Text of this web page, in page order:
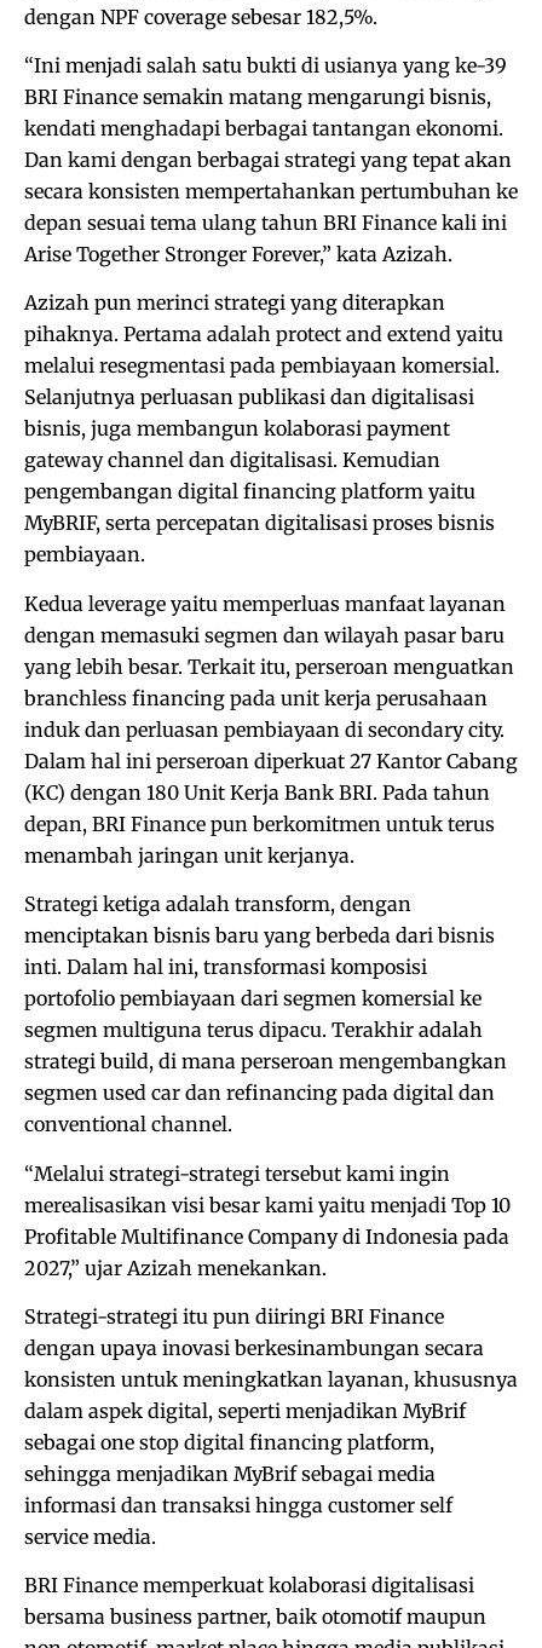
dengan NPF coverage sebesar 182,5%.
“Ini menjadi salah satu bukti di usianya yang ke-39
BRI Finance semakin matang mengarungi bisnis,
kendati menghadapi berbagai tantangan ekonomi.
Dan kami dengan berbagai strategi yang tepat akan
secara konsisten mempertahankan pertumbuhan ke
depan sesuai tema ulang tahun BRI Finance kali ini
Arise Together Stronger Forever,” kata Azizah.
Azizah pun merinci strategi yang diterapkan
pihaknya. Pertama adalah protect and extend yaitu
melalui resegmentasi pada pembiayaan komersial.
Selanjutnya perluasan publikasi dan digitalisasi
bisnis, juga membangun kolaborasi payment
gateway channel dan digitalisasi. Kemudian
pengembangan digital financing platform yaitu
MyBRIF, serta percepatan digitalisasi proses bisnis
pembiayaan.
Kedua leverage yaitu memperluas manfaat layanan
dengan memasuki segmen dan wilayah pasar baru
yang lebih besar. Terkait itu, perseroan menguatkan
branchless financing pada unit kerja perusahaan
induk dan perluasan pembiayaan di secondary city.
Dalam hal ini perseroan diperkuat 27 Kantor Cabang
(KC) dengan 180 Unit Kerja Bank BRI. Pada tahun
depan, BRI Finance pun berkomitmen untuk terus
menambah jaringan unit kerjanya.
Strategi ketiga adalah transform, dengan
menciptakan bisnis baru yang berbeda dari bisnis
inti. Dalam hal ini, transformasi komposisi
portofolio pembiayaan dari segmen komersial ke
segmen multiguna terus dipacu. Terakhir adalah
strategi build, di mana perseroan mengembangkan
segmen used car dan refinancing pada digital dan
conventional channel.
“Melalui strategi-strategi tersebut kami ingin
merealisasikan visi besar kami yaitu menjadi Top 10
Profitable Multifinance Company di Indonesia pada
2027,” ujar Azizah menekankan.
Strategi-strategi itu pun diiringi BRI Finance
dengan upaya inovasi berkesinambungan secara
konsisten untuk meningkatkan layanan, khususnya
dalam aspek digital, seperti menjadikan MyBrif
sebagai one stop digital financing platform,
sehingga menjadikan MyBrif sebagai media
informasi dan transaksi hingga customer self
service media.
BRI Finance memperkuat kolaborasi digitalisasi
bersama business partner, baik otomotif maupun